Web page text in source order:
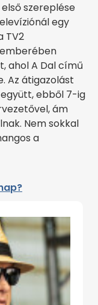
szereplése
egy
TV2
ahol A Dal című
Az átigazolást
ebből 7-ig
ám
Nem sokkal
a